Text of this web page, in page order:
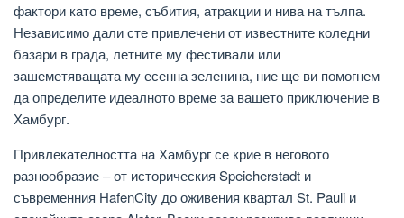
фактори като време, събития, атракции и нива на тълпа.
Независимо дали сте привлечени от известните коледни
базари в града, летните му фестивали или
зашеметяващата му есенна зеленина, ние ще ви помогнем
да определите идеалното време за вашето приключение в
Хамбург.
Привлекателността на Хамбург се крие в неговото
разнообразие – от историческия Speicherstadt и
съвременния HafenCity до оживения квартал St. Pauli и